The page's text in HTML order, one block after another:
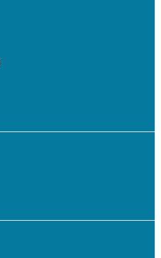
barva